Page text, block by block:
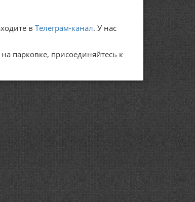
в Телеграм-канал. У нас
парковке, присоединяйтесь к